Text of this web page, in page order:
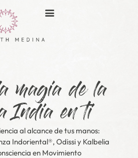
magia de la
India en ti
al alcance de tus manos:
Indoriental®, Odissi y Kalbelia
en Movimiento